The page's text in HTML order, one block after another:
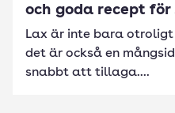
och goda recept för
Lax är inte bara
det är också en
snabbt att tillaga....